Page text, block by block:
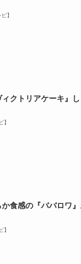
】
ィクトリアケーキ』
】
か食感の『ババロワ
】